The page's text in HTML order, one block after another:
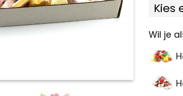
Kies
Wil je